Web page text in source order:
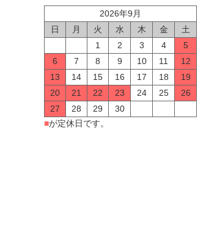
2026年9月
日
月 火 水 木 金
土
1
2 3 4
5
6
7 8 9 10 11
12
13
14 15 16 17 18
19
20
21 22 23 24 25
26
27
28 29
30
■が定休日です。